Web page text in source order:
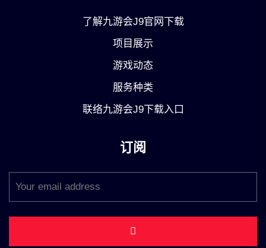
了解九游会J9官网下载
项目展示
游戏动态
服务种类
联络九游会J9下载入口
订阅